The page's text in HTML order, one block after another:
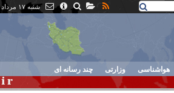
شنبه ۱۷ مرداد ۰۵ - ۰۷:۰۵
هواشناسی وزارتی چند رسانه ای